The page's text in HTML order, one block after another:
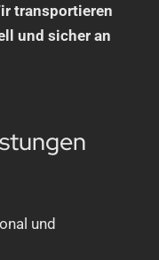
transportieren
und sicher an
und